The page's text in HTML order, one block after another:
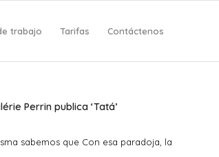
trabajo Tarifas Contáctenos
Perrin publica ‘Tatá’
sabemos que Con esa paradoja, la